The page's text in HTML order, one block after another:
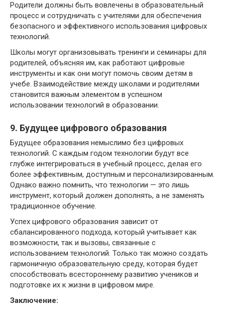
Родители должны быть вовлечены в образовательный
процесс и сотрудничать с учителями для обеспечения
безопасного и эффективного использования цифровых
технологий.
Школы могут организовывать тренинги и семинары для
родителей, объясняя им, как работают цифровые
инструменты и как они могут помочь своим детям в
учебе. Взаимодействие между школами и родителями
становится важным элементом в успешном
использовании технологий в образовании.
9. Будущее цифрового образования
Будущее образования немыслимо без цифровых
технологий. С каждым годом технологии будут все
глубже интегрироваться в учебный процесс, делая его
более эффективным, доступным и персонализированным.
Однако важно помнить, что технологии — это лишь
инструмент, который должен дополнять, а не заменять
традиционное обучение.
Успех цифрового образования зависит от
сбалансированного подхода, который учитывает как
возможности, так и вызовы, связанные с
использованием технологий. Только так можно создать
гармоничную образовательную среду, которая будет
способствовать всестороннему развитию учеников и
подготовке их к жизни в цифровом мире.
Заключение: